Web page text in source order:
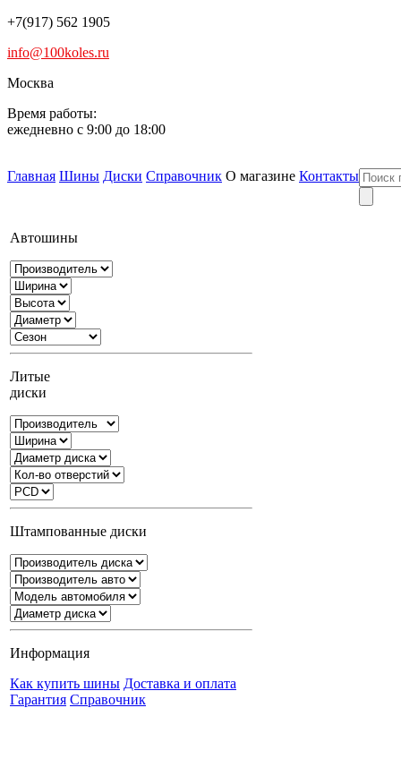
+7(917) 562 1905
info@100koles.ru
Москва
Время работы:
ежедневно с 9:00 до 18:00
Главная Шины Диски Справочник О магазине Контакты
Автошины
Литые
диски
Штампованные диски
Информация
Как купить шины Доставка и оплата
Гарантия Справочник